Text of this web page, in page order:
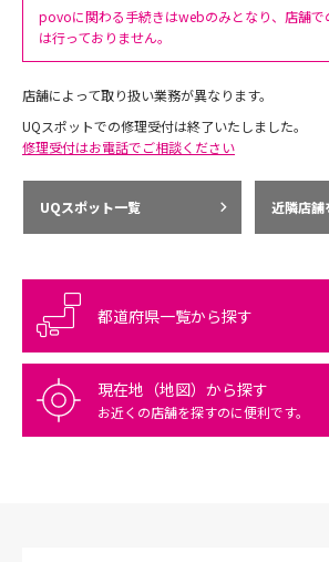
povoに関わる手続きはwebのみとなり、店舗で
は行っておりません。
店舗によって取り扱い業務が異なります。
UQスポットでの修理受付は終了いたしました。
修理受付はお電話でご相談ください
UQスポット一覧 近隣店舗
都道府県一覧から探す
現在地（地図）から探す
お近くの店舗を探すのに便利です。